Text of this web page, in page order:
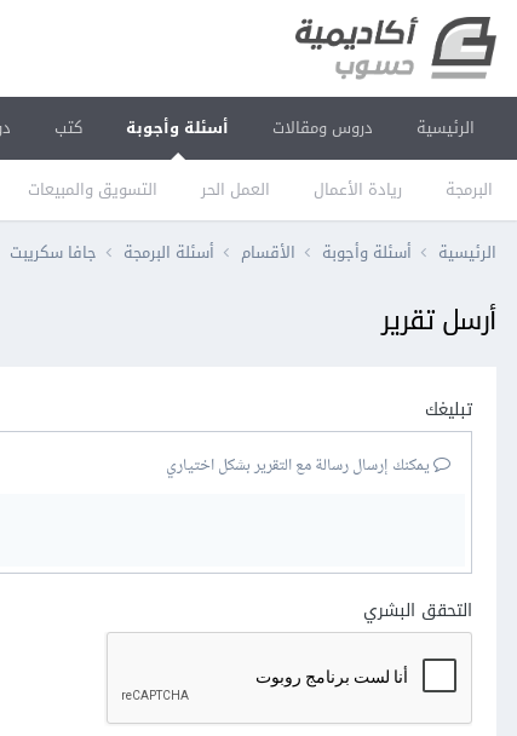
الرئيسية دروس ومقالات أسئلة وأجوبة
البرمجة ريادة الأعمال العمل الحر التسويق والمبيعات
كتب
الرئيسية أسئلة وأجوبة الأقسام أسئلة البرمجة جافا سكريبت
أرسل تقرير
تبليغك
يمكنك إرسال رسالة مع التقرير بشكل اختياري
التحقق البشري